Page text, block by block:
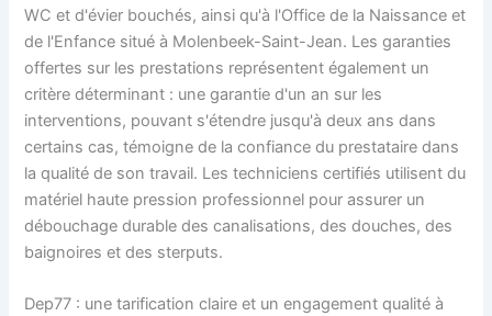
WC et d'évier bouchés, ainsi qu'à l'Office de la Naissance et
de l'Enfance situé à Molenbeek-Saint-Jean. Les garanties
offertes sur les prestations représentent également un
critère déterminant : une garantie d'un an sur les
interventions, pouvant s'étendre jusqu'à deux ans dans
certains cas, témoigne de la confiance du prestataire dans
la qualité de son travail. Les techniciens certifiés utilisent du
matériel haute pression professionnel pour assurer un
débouchage durable des canalisations, des douches, des
baignoires et des sterputs.
Dep77 : une tarification claire et un engagement qualité à